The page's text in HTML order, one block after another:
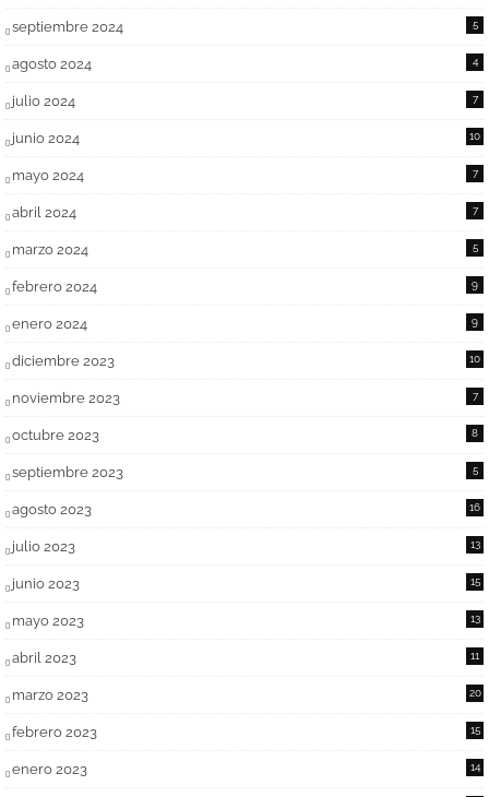
septiembre 2024 5
agosto 2024 4
julio 2024 7
junio 2024 10
mayo 2024 7
abril 2024 7
marzo 2024 5
febrero 2024 9
enero 2024 9
diciembre 2023 10
noviembre 2023 7
octubre 2023 8
septiembre 2023 5
agosto 2023 16
julio 2023 13
junio 2023 15
mayo 2023 13
abril 2023 11
marzo 2023 20
febrero 2023 15
enero 2023 14